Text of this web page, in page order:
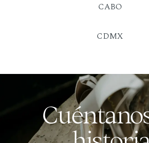
CABO
CDMX